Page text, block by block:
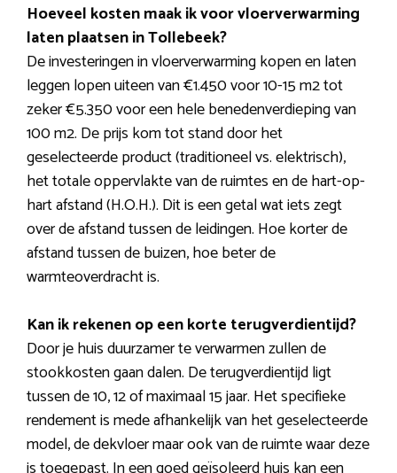
Hoeveel kosten maak ik voor vloerverwarming
laten plaatsen in Tollebeek?
De investeringen in vloerverwarming kopen en laten
leggen lopen uiteen van €1.450 voor 10-15 m2 tot
zeker €5.350 voor een hele benedenverdieping van
100 m2. De prijs kom tot stand door het
geselecteerde product (traditioneel vs. elektrisch),
het totale oppervlakte van de ruimtes en de hart-op-
hart afstand (H.O.H.). Dit is een getal wat iets zegt
over de afstand tussen de leidingen. Hoe korter de
afstand tussen de buizen, hoe beter de
warmteoverdracht is.
Kan ik rekenen op een korte terugverdientijd?
Door je huis duurzamer te verwarmen zullen de
stookkosten gaan dalen. De terugverdientijd ligt
tussen de 10, 12 of maximaal 15 jaar. Het specifieke
rendement is mede afhankelijk van het geselecteerde
model, de dekvloer maar ook van de ruimte waar deze